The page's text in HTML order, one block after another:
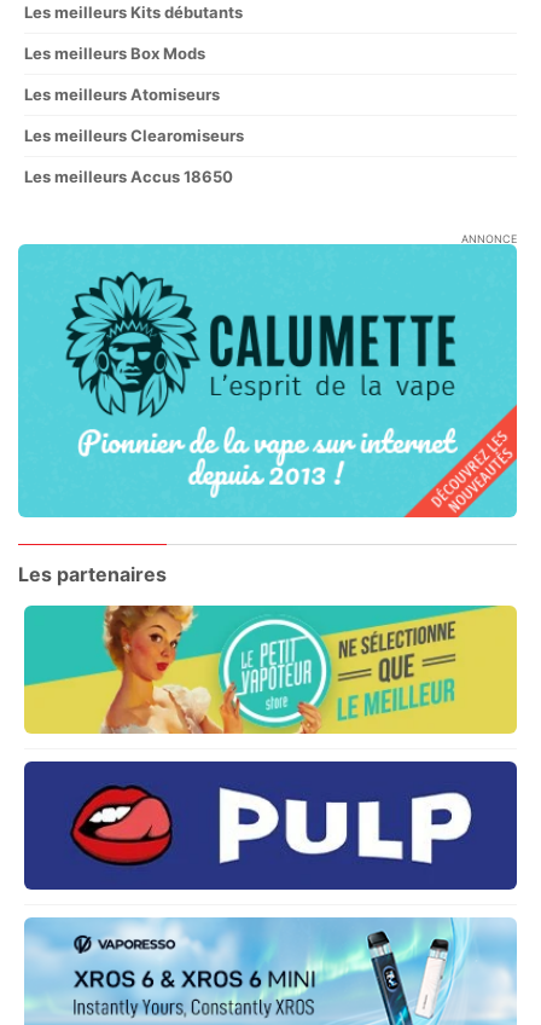
Les meilleurs Kits débutants
Les meilleurs Box Mods
Les meilleurs Atomiseurs
Les meilleurs Clearomiseurs
Les meilleurs Accus 18650
ANNONCE
Les partenaires